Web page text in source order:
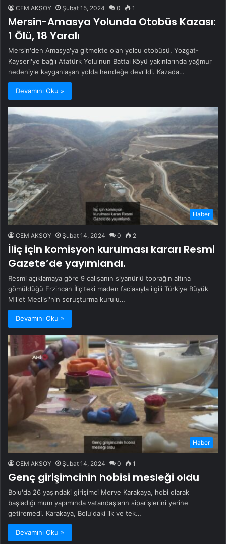
CEM AKSOY Şubat 15, 2024 0 1
Mersin-Amasya Yolunda Otobüs Kazası:
1 Ölü, 18 Yaralı
Mersin'den Amasya'ya gitmekte olan yolcu otobüsü, Yozgat-
Kayseri'ye bağlı Atatürk Yolu'nun Battal Köyü yakınlarında yağmur
nedeniyle kayganlaşan yolda hendeğe devrildi. Kazada…
Devamını Oku »
Haber
CEM AKSOY Şubat 14, 2024 0 2
İliç için komisyon kurulması kararı Resmi
Gazete’de yayımlandı.
Resmi açıklamaya göre 9 çalışanın siyanürlü toprağın altına
gömüldüğü Erzincan İliç'teki maden faciasıyla ilgili Türkiye Büyük
Millet Meclisi'nin soruşturma kurulu…
Devamını Oku »
Haber
CEM AKSOY Şubat 14, 2024 0 1
Genç girişimcinin hobisi mesleği oldu
Bolu'da 26 yaşındaki girişimci Merve Karakaya, hobi olarak
başladığı mum yapımında vatandaşların siparişlerini yerine
getiremedi. Karakaya, Bolu'daki ilk ve tek…
Devamını Oku »